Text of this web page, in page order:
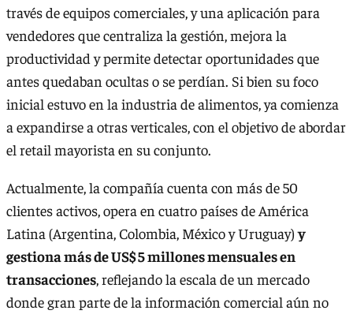
través de equipos comerciales, y una aplicación para
vendedores que centraliza la gestión, mejora la
productividad y permite detectar oportunidades que
antes quedaban ocultas o se perdían. Si bien su foco
inicial estuvo en la industria de alimentos, ya comienza
a expandirse a otras verticales, con el objetivo de abordar
el retail mayorista en su conjunto.
Actualmente, la compañía cuenta con más de 50
clientes activos, opera en cuatro países de América
Latina (Argentina, Colombia, México y Uruguay)y
gestiona más de US$ 5 millones mensuales en
transacciones, reflejando la escala de un mercado
donde gran parte de la información comercial aún no